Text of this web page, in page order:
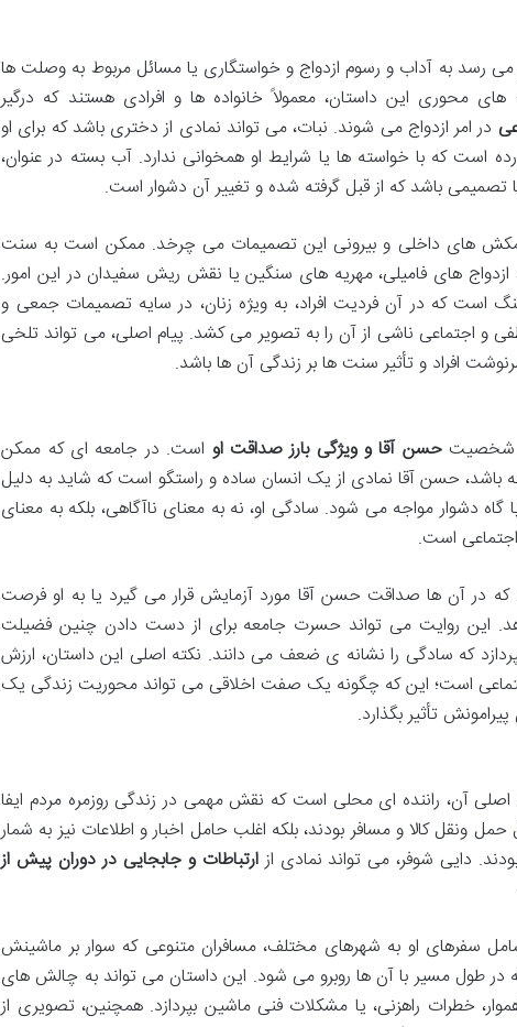
رسد به آداب و رسوم ازدواج و خواستگاری یا مسائل مربوط به وصلت ها
محوری این داستان، معمولاً خانواده ها و افرادی هستند که درگیر
در امر ازدواج می شوند. نبات، می تواند نمادی از دختری باشد که برای او
است که با خواسته ها یا شرایط او همخوانی ندارد. آب بسته در عنوان،
تصمیمی باشد که از قبل گرفته شده و تغییر آن دشوار است.
های داخلی و بیرونی این تصمیمات می چرخد. ممکن است به سنت
ازدواج های فامیلی، مهریه های سنگین یا نقش ریش سفیدان در این امور.
است که در آن فردیت افراد، به ویژه زنان، در سایه تصمیمات جمعی و
و اجتماعی ناشی از آن را به تصویر می کشد. پیام اصلی، می تواند تلخی
افراد و تأثیر سنت ها بر زندگی آن ها باشد.
شخصیتحسن آقا و ویژگی بارز صداقت او است. در جامعه ای که ممکن
حسن آقا نمادی از یک انسان ساده و راستگو است که شاید به دلیل
دشوار مواجه می شود. سادگی او، نه به معنای ناآگاهی، بلکه به معنای
است.
که در آن ها صداقت حسن آقا مورد آزمایش قرار می گیرد یا به او فرصت
این روایت می تواند حسرت جامعه برای از دست دادن چنین فضیلت
که سادگی را نشانه ی ضعف می دانند. نکته اصلی این داستان، ارزش
است؛ این که چگونه یک صفت اخلاقی می تواند محوریت زندگی یک
تأثیر بگذارد.
آن، راننده ای محلی است که نقش مهمی در زندگی روزمره مردم ایفا
ونقل کالا و مسافر بودند، بلکه اغلب حامل اخبار و اطلاعات نیز به شمار
دایی شوفر، می تواند نمادی ازارتباطات و جابجایی در دوران پیش از
سفرهای او به شهرهای مختلف، مسافران متنوعی که سوار بر ماشینش
مسیر با آن ها روبرو می شود. این داستان می تواند به چالش های
خطرات راهزنی، یا مشکلات فنی ماشین بپردازد. همچنین، تصویری از